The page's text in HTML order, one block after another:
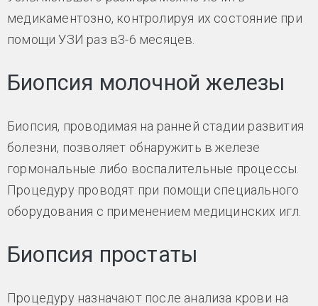
медикаментозно, контролируя их состояние при
помощи УЗИ раз в3-6 месяцев.
Биопсия молочной железы
Биопсия, проводимая на ранней стадии развития
болезни, позволяет обнаружить в железе
гормональные либо воспалительные процессы.
Процедуру проводят при помощи специального
оборудования с применением медицинских игл.
Биопсия простаты
Процедуру назначают после анализа крови на